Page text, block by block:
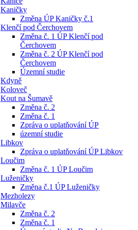
Kaničky
Změna ÚP Kaničky č.1
Klenčí pod Čerchovem
Změna č. 1 ÚP Klenčí pod
Čerchovem
Změna č. 2 ÚP Klenčí pod
Čerchovem
Územní studie
Kdyně
Koloveč
Kout na Šumavě
Změna č. 2
Změna č. 1
Zpráva o uplatňování ÚP
územní studie
Libkov
Zpráva o uplatňování ÚP Libkov
Loučim
Změna č. 1 ÚP Loučim
Luženičky
Změna č.1 ÚP Luženičky
Mezholezy
Milavče
Změna č. 2
Změna č. 1